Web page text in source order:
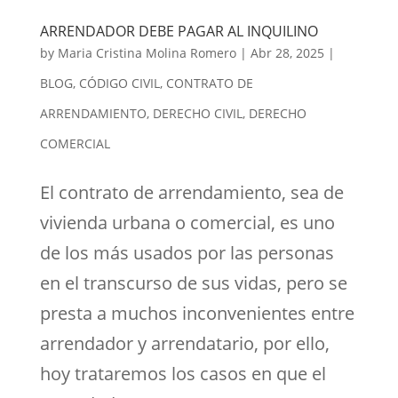
ARRENDADOR DEBE PAGAR AL INQUILINO
by Maria Cristina Molina Romero| Abr 28, 2025 |
BLOG, CÓDIGO CIVIL, CONTRATO DE
ARRENDAMIENTO, DERECHO CIVIL, DERECHO
COMERCIAL
El contrato de arrendamiento, sea de
vivienda urbana o comercial, es uno
de los más usados por las personas
en el transcurso de sus vidas, pero se
presta a muchos inconvenientes entre
arrendador y arrendatario, por ello,
hoy trataremos los casos en que el